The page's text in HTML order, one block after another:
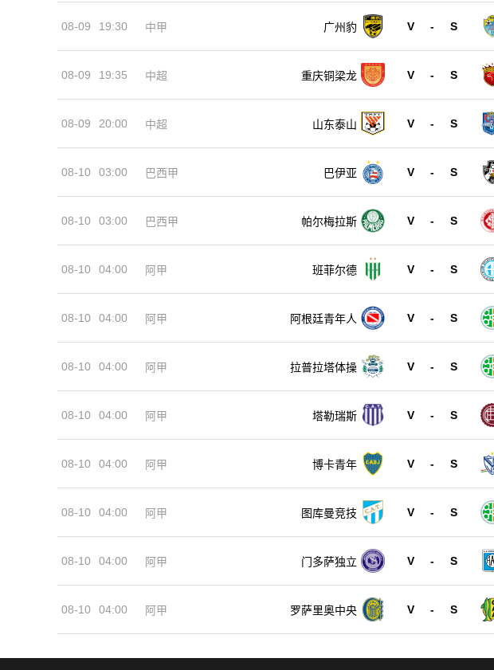
08-09 19:30 中甲 广州豹 V - S
08-09 19:35 中超 重庆铜梁龙 V - S
08-09 20:00 中超 山东泰山 V - S
08-10 03:00 巴西甲 巴伊亚 V - S
08-10 03:00 巴西甲 帕尔梅拉斯 V - S
08-10 04:00 阿甲 班菲尔德 V - S
08-10 04:00 阿甲 阿根廷青年人 V - S
08-10 04:00 阿甲 拉普拉塔体操 V - S
08-10 04:00 阿甲 塔勒瑞斯 V - S
08-10 04:00 阿甲 博卡青年 V - S
08-10 04:00 阿甲 图库曼竞技 V - S
08-10 04:00 阿甲 门多萨独立 V - S
08-10 04:00 阿甲 罗萨里奥中央 V - S